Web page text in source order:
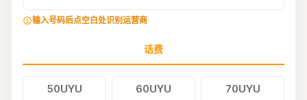
输入号码后点空白处识别运营商
话费
50UYU
60UYU
70UYU